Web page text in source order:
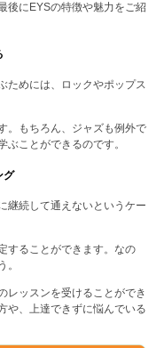
後にEYSの特徴や魅力をご紹
ためには、ロックやポップス
。もちろん、ジャズも例外で
ことができるのです。
グ
継続して通えないというケー
することができます。なの
。
レッスンを受けることができ
や、上達できずに悩んでいる